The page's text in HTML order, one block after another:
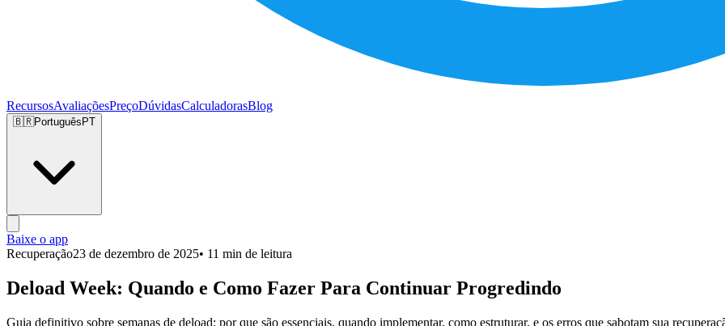
RecursosAvaliaçõesPreçoDúvidasCalculadorasBlog
🇧🇷Português PT
Baixe o app
Recuperação23 de dezembro de 2025• 11 min de leitura
Deload Week: Quando e Como Fazer Para Continuar Progredindo
Guia definitivo sobre semanas de deload: por que são essenciais, quando implementar, como estruturar, e os erros que sabotam sua